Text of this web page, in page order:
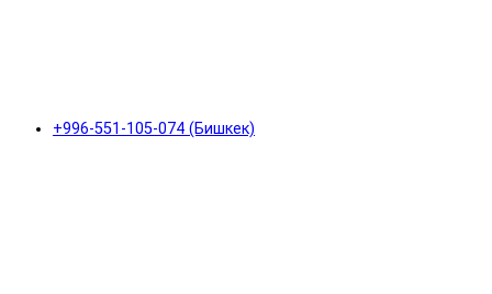
+996-551-105-074 (Бишкек)